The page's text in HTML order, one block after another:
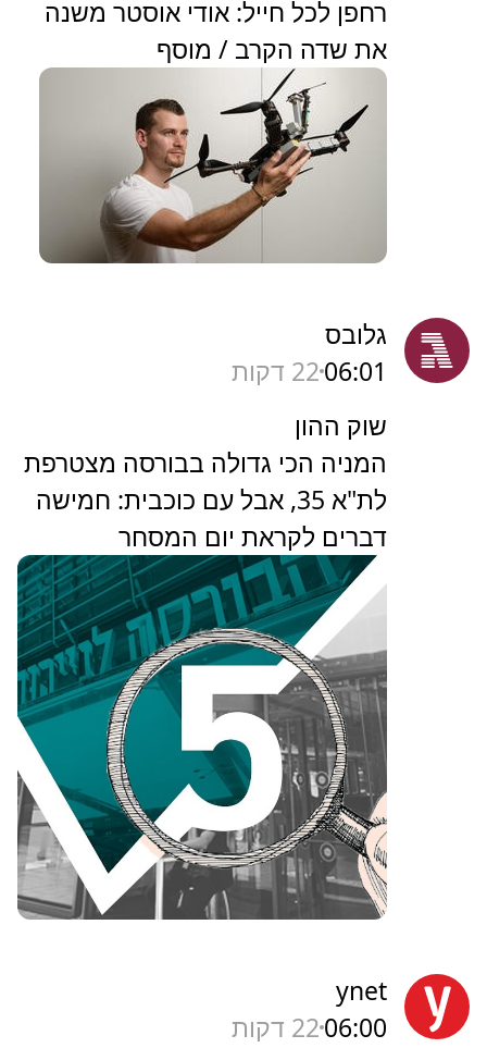
רחפן לכל חייל: אודי אוסטר משנה
את שדה הקרב / מוסף
גלובס
06:0122 דקות
שוק ההון
המניה הכי גדולה בבורסה מצטרפת
לת"א 35, אבל עם כוכבית: חמישה
דברים לקראת יום המסחר
ynet
06:0022 דקות